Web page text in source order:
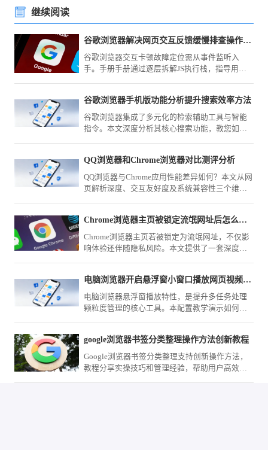
继续阅读
谷歌浏览器解决网页交互反馈缓慢排查操作手册
谷歌浏览器交互卡顿故障定位需从事件监听入
手。手册手册通过逐层拆解JS执行栈，指导用户
谷歌浏览器手机版功能分析提升搜索效率方法
谷歌浏览器集成了多元化的检索辅助工具与智能
指令。本文深度分析其核心搜索功能，教您如何
QQ浏览器和Chrome浏览器对比测评分析
QQ浏览器与Chrome应用性能差异如何？本文从网
页解析深度、交互友好度及系统兼容性三个维度
Chrome浏览器主页被锁定流氓网址后怎么通过注册表彻底修复
Chrome浏览器主页若被锁定为流氓网址，不仅影
响体验还伴随隐私风险。本文提供了一套深度清
电脑浏览器开启悬浮窗小窗口播放网页视频可以做到边看边工作
电脑浏览器悬浮窗播放特性，是提升多任务处理
颗粒度管理的核心工具。本配置教学演示如何一
google浏览器书签分类整理操作方法创新教程
Google浏览器书签分类整理支持创新操作方法，
教程分享实操技巧和管理经验，帮助用户高效整